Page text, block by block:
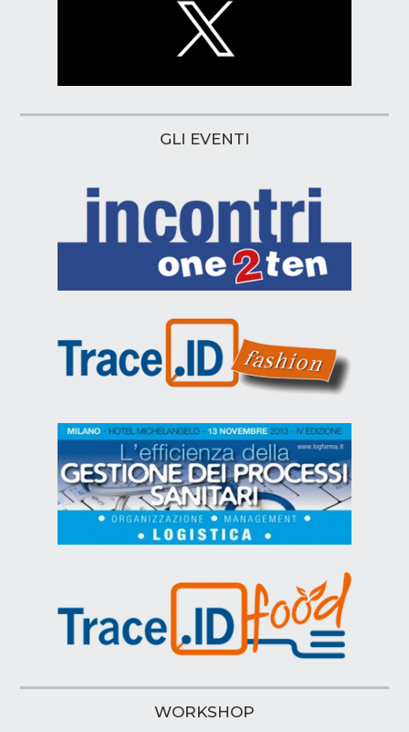
GLI EVENTI
WORKSHOP